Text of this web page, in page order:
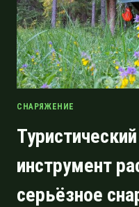
СНАРЯЖЕНИЕ
инструмент
серьёзное